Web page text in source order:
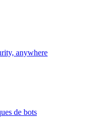
anywhere
de bots